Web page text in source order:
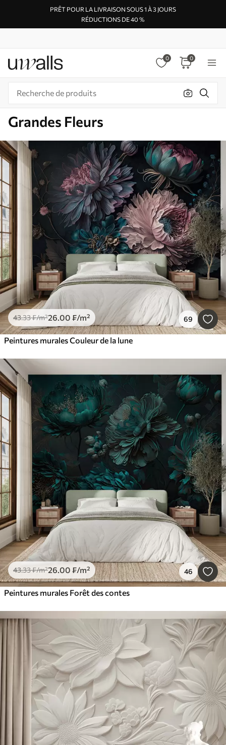
PRÊT POUR LA LIVRAISON SOUS 1 À 3 JOURS
RÉDUCTIONS DE 40 %
0 0
Grandes Fleurs
43.33₣/m²26.00 ₣/m² 69
Peintures murales Couleur de la lune
43.33₣/m²26.00 ₣/m² 46
Peintures murales Forêt des contes